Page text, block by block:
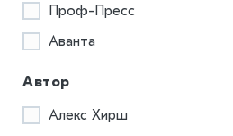
Проф-Пресс
Аванта
Автор
Алекс Хирш